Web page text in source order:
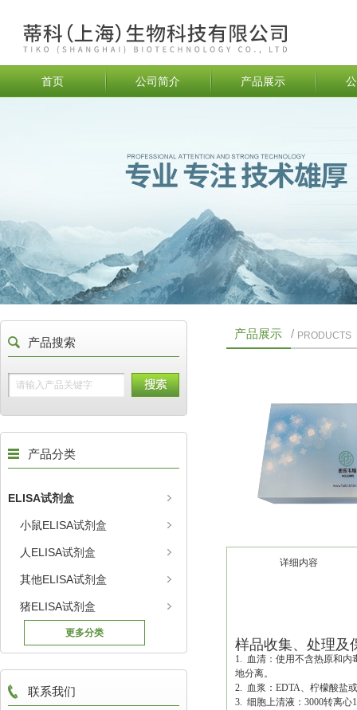
首页 公司简介 产品展示
产品搜索
产品分类
ELISA试剂盒
小鼠ELISA试剂盒
人ELISA试剂盒
其他ELISA试剂盒
猪ELISA试剂盒
更多分类
联系我们
产品展示 / PRODUCTS
详细内容
样品收集、处理及
1. 血清：使用不含热原和内
地分离。
2. 血浆：EDTA、柠檬酸盐
3. 细胞上清液：3000转离心